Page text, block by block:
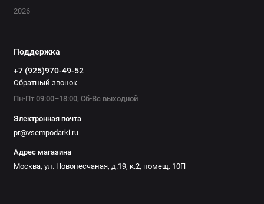
можно дополнить открыткой или упаковкой. Выбирайте
2026
Поддержка
+7 (925)970-49-52
Обратный звонок
Пн-Пт 09:00–18:00, Сб-Вс выходной
Электронная почта
pr@vsempodarki.ru
Адрес магазина
Москва, ул. Новопесчаная, д.19, к.2, помещ. 10П